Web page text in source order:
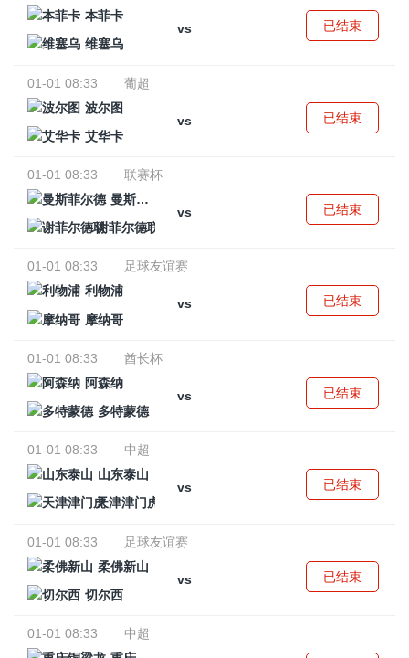
本菲卡
vs
维塞乌
已结束
01-01 08:33
葡超
波尔图
vs
艾华卡
已结束
01-01 08:33
联赛杯
曼斯菲尔德
vs
谢菲尔德联
已结束
01-01 08:33
足球友谊赛
利物浦
vs
摩纳哥
已结束
01-01 08:33
酋长杯
阿森纳
vs
多特蒙德
已结束
01-01 08:33
中超
山东泰山
vs
天津津门虎
已结束
01-01 08:33
足球友谊赛
柔佛新山
vs
切尔西
已结束
01-01 08:33
中超